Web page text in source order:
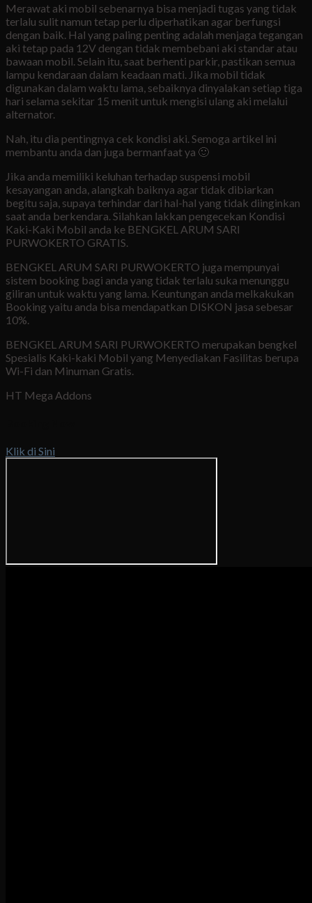
Merawat aki mobil sebenarnya bisa menjadi tugas yang tidak
terlalu sulit namun tetap perlu diperhatikan agar berfungsi
dengan baik. Hal yang paling penting adalah menjaga tegangan
aki tetap pada 12V dengan tidak membebani aki standar atau
bawaan mobil. Selain itu, saat berhenti parkir, pastikan semua
lampu kendaraan dalam keadaan mati. Jika mobil tidak
digunakan dalam waktu lama, sebaiknya dinyalakan setiap tiga
hari selama sekitar 15 menit untuk mengisi ulang aki melalui
alternator.
Nah, itu dia pentingnya cek kondisi aki. Semoga artikel ini
membantu anda dan juga bermanfaat ya 🙂
Jika anda memiliki keluhan terhadap suspensi mobil
kesayangan anda, alangkah baiknya agar tidak dibiarkan
begitu saja, supaya terhindar dari hal-hal yang tidak diinginkan
saat anda berkendara. Silahkan lakkan pengecekan Kondisi
Kaki-Kaki Mobil anda ke BENGKEL ARUM SARI
PURWOKERTO GRATIS.
BENGKEL ARUM SARI PURWOKERTO juga mempunyai
sistem booking bagi anda yang tidak terlalu suka menunggu
giliran untuk waktu yang lama. Keuntungan anda melkakukan
Booking yaitu anda bisa mendapatkan DISKON jasa sebesar
10%.
BENGKEL ARUM SARI PURWOKERTO merupakan bengkel
Spesialis Kaki-kaki Mobil yang Menyediakan Fasilitas berupa
Wi-Fi dan Minuman Gratis.
HT Mega Addons
Klik di Sini